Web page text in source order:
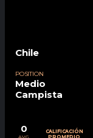
Chile
POSITION
Medio
Campista
0
AVG
CALIFICACIÓN
PROMEDIO